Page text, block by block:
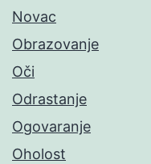
Novac
Obrazovanje
Oči
Odrastanje
Ogovaranje
Oholost